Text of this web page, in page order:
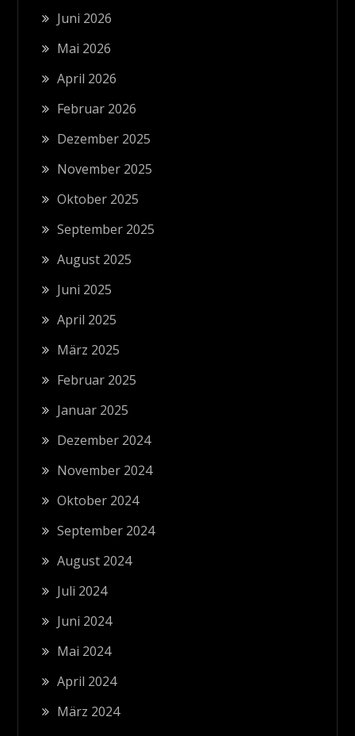
Juni 2026
Mai 2026
April 2026
Februar 2026
Dezember 2025
November 2025
Oktober 2025
September 2025
August 2025
Juni 2025
April 2025
März 2025
Februar 2025
Januar 2025
Dezember 2024
November 2024
Oktober 2024
September 2024
August 2024
Juli 2024
Juni 2024
Mai 2024
April 2024
März 2024